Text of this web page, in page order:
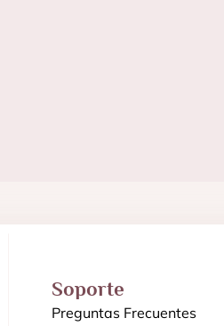
Soporte
Preguntas Frecuentes